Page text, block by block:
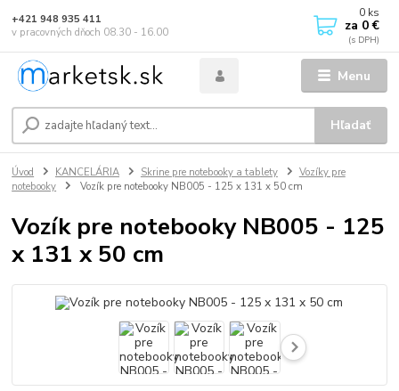
Menu
Hľadať
+421 948 935 411
v pracovných dňoch 08.30 - 16.00
0 ks
za 0 €
Úvod KANCELÁRIA Skrine pre notebooky a tablety
Vozíky pre
notebooky
Vozík pre notebooky NB005 - 125 x 131 x 50 cm
Vozík pre notebooky NB005 - 125
x 131 x 50 cm